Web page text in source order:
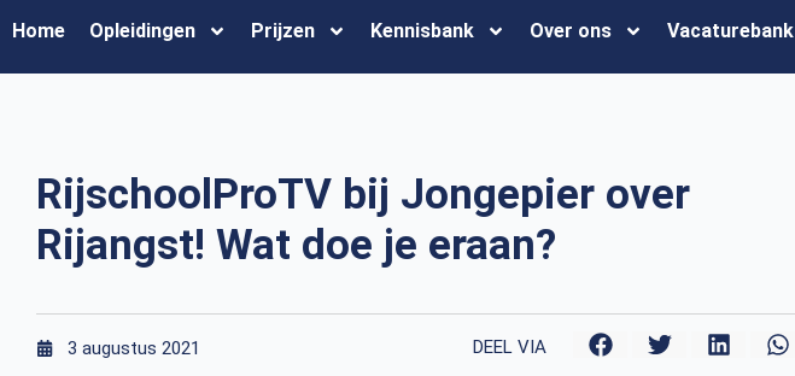
Home Opleidingen Prijzen Kennisbank Over ons Vacaturebank
RijschoolProTV bij Jongepier over
Rijangst! Wat doe je eraan?
3 augustus 2021 DEEL VIA